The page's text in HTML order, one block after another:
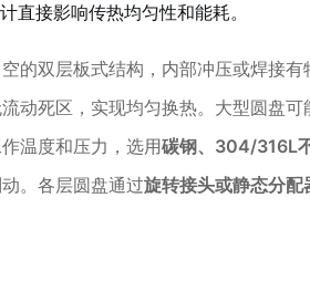
直接影响传热均匀性和能耗。
的双层板式结构，内部冲压或焊接有
动死区，实现均匀换热。大型圆盘可
温度和压力，选用碳钢、304/316L
。各层圆盘通过旋转接头或静态分配